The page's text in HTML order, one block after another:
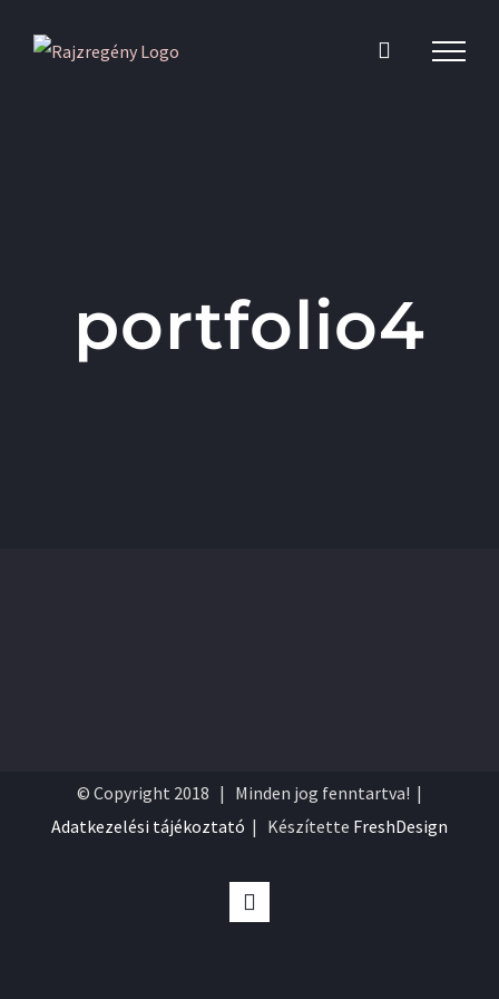
portfolio4
© Copyright 2018 | Minden jog fenntartva! |
Adatkezelési tájékoztató | Készítette FreshDesign